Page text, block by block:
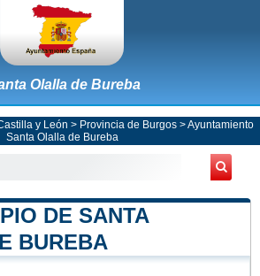
Olalla de Bureba
y León > Provincia de Burgos>Ayuntamiento
Santa Olalla de Bureba
DE SANTA
BUREBA